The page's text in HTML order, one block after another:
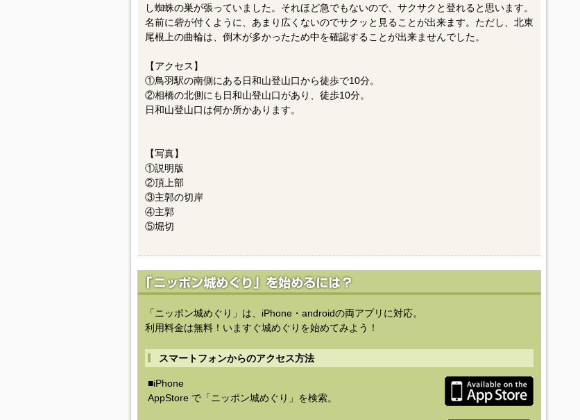
し蜘蛛の巣が張っていました。それほど急でもないので、サクサクと登れると思います。
名前に砦が付くように、あまり広くないのでサクッと見ることが出来ます。ただし、北東
尾根上の曲輪は、倒木が多かったため中を確認することが出来ませんでした。
【アクセス】
①鳥羽駅の南側にある日和山登山口から徒歩で10分。
②相橋の北側にも日和山登山口があり、徒歩10分。
日和山登山口は何か所かあります。
【写真】
①説明版
②頂上部
③主郭の切岸
④主郭
⑤堀切
「ニッポン城めぐり」は、iPhone・androidの両アプリに対応。
利用料金は無料！いますぐ城めぐりを始めてみよう！
スマートフォンからのアクセス方法
■iPhone
AppStore で「ニッポン城めぐり」を検索。